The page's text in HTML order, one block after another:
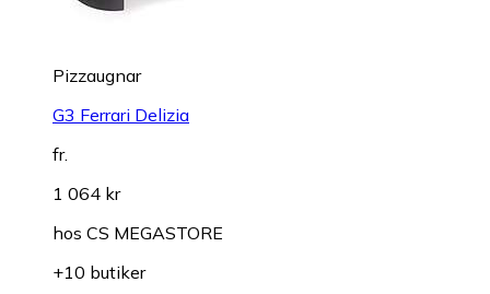
Pizzaugnar
G3 Ferrari Delizia
fr.
1 064 kr
hos CS MEGASTORE
+10 butiker